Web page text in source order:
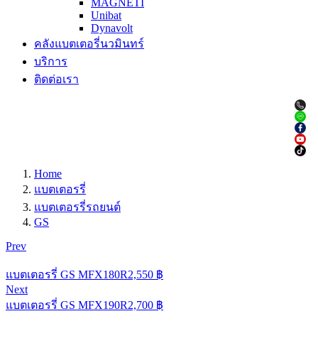
MAGNETI
Unibat
Dynavolt
คลังแบตเตอรี่นวมินทร์
บริการ
ติดต่อเรา
Home
แบตเตอรรี่
แบตเตอรรี่รถยนต์
GS
Prev
แบตเตอรรี่ GS MFX180R2,550 ฿
Next
แบตเตอรรี่ GS MFX190R2,700 ฿